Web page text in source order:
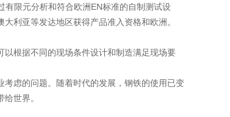
有限元分析和符合欧洲EN标准的自制测试设
利亚等发达地区获得产品准入资格和欧洲。
根据不同的现场条件设计和制造满足现场要
虑的问题。随着时代的发展，钢铁的使用已变
世界。